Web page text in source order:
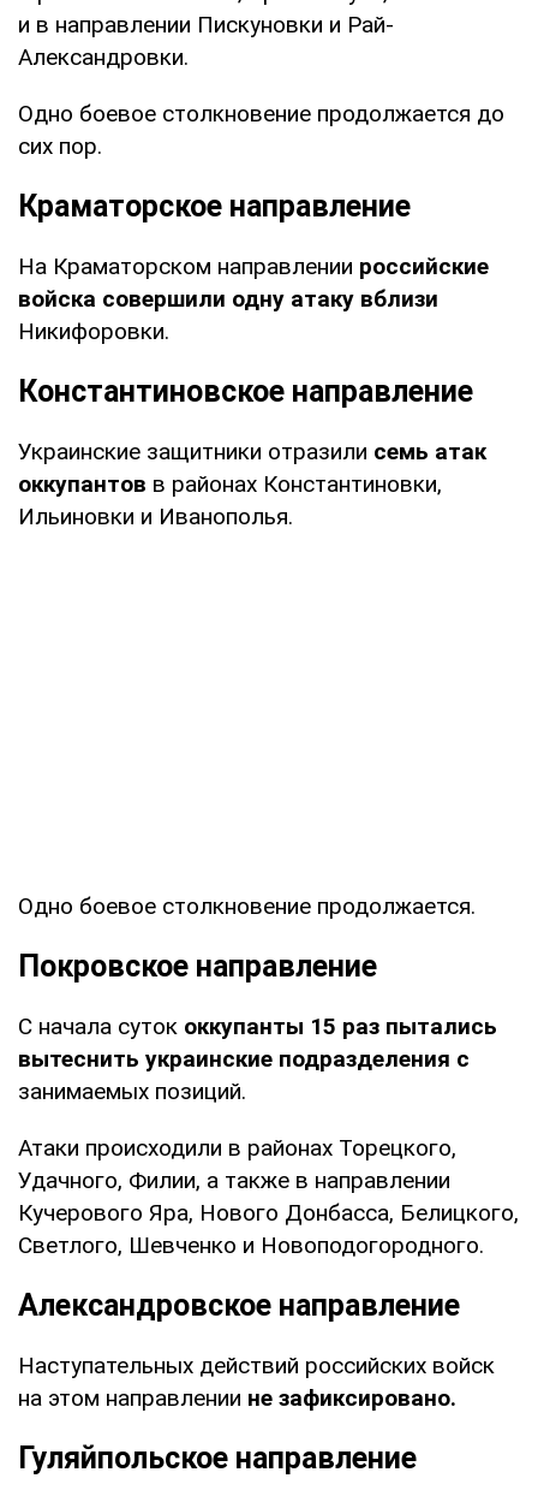
и в направлении Пискуновки и Рай-
Александровки.
Одно боевое столкновение продолжается до
сих пор.
Краматорское направление
На Краматорском направлении российские
войска совершили одну атаку вблизи
Никифоровки.
Константиновское направление
Украинские защитники отразили семь атак
оккупантов в районах Константиновки,
Ильиновки и Иванополья.
Одно боевое столкновение продолжается.
Покровское направление
С начала суток оккупанты 15 раз пытались
вытеснить украинские подразделения с
занимаемых позиций.
Атаки происходили в районах Торецкого,
Удачного, Филии, а также в направлении
Кучерового Яра, Нового Донбасса, Белицкого,
Светлого, Шевченко и Новоподогородного.
Александровское направление
Наступательных действий российских войск
на этом направлении не зафиксировано.
Гуляйпольское направление